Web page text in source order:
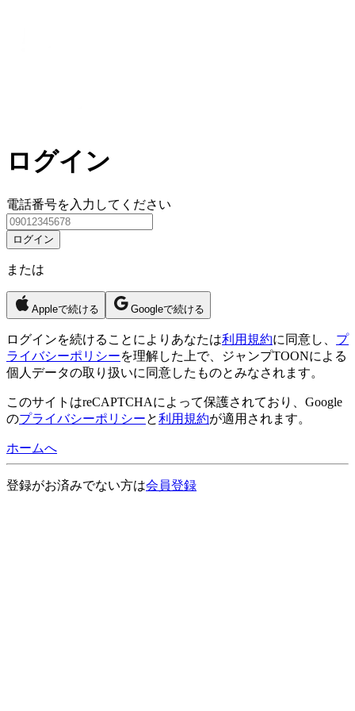
ログイン
電話番号を入力してください
ログイン
または
Appleで続ける Googleで続ける
ログインを続けることによりあなたは利用規約に同意し、 プ
ライバシーポリシーを理解した上で、ジャンプTOONによる
個人データの取り扱いに同意したものとみなされます。
このサイトはreCAPTCHAによって保護されており、Google
のプライバシーポリシーと利用規約が適用されます。
ホームへ
登録がお済みでない方は会員登録